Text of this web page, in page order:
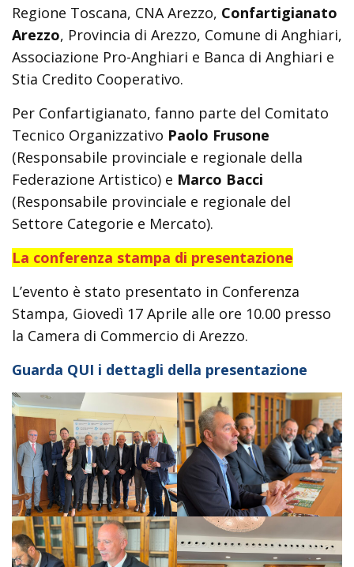
Regione Toscana, CNA Arezzo, Confartigianato
Arezzo, Provincia di Arezzo, Comune di Anghiari,
Associazione Pro-Anghiari e Banca di Anghiari e
Stia Credito Cooperativo.
Per Confartigianato, fanno parte del Comitato
Tecnico Organizzativo Paolo Frusone
(Responsabile provinciale e regionale della
Federazione Artistico) e Marco Bacci
(Responsabile provinciale e regionale del
Settore Categorie e Mercato).
La conferenza stampa di presentazione
L’evento è stato presentato in Conferenza
Stampa, Giovedì 17 Aprile alle ore 10.00 presso
la Camera di Commercio di Arezzo.
Guarda QUI i dettagli della presentazione